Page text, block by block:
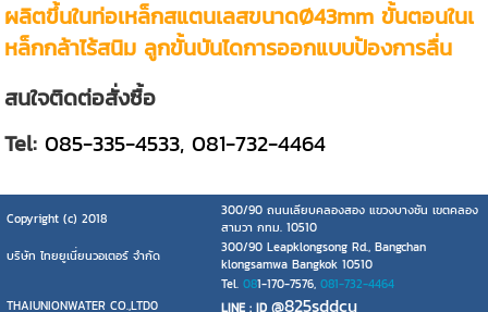
ผลิตขึ้นในท่อเหล็กสแตนเลสขนาดØ43mm ขั้นตอนในเ
หล็กกล้าไร้สนิม ลูกขั้นบันไดการออกแบบป้องการลื่น
สนใจติดต่อสั่งซื้อ
Tel: 085-335-4533, 081-732-4464
Copyright (c) 2018
300/90 ถนนเลียบคลองสอง แขวงบางชัน เขตคลอง
สามวา กทม. 10510
บริษัท ไทยยูเนี่ยนวอเตอร์ จำกัด
300/90 Leapklongsong Rd., Bangchan
klongsamwa Bangkok 10510
THAIUNIONWATER CO.,LTD0
Tel. 081-170-7576, 081-732-4464
LINE : ID @825sddcu